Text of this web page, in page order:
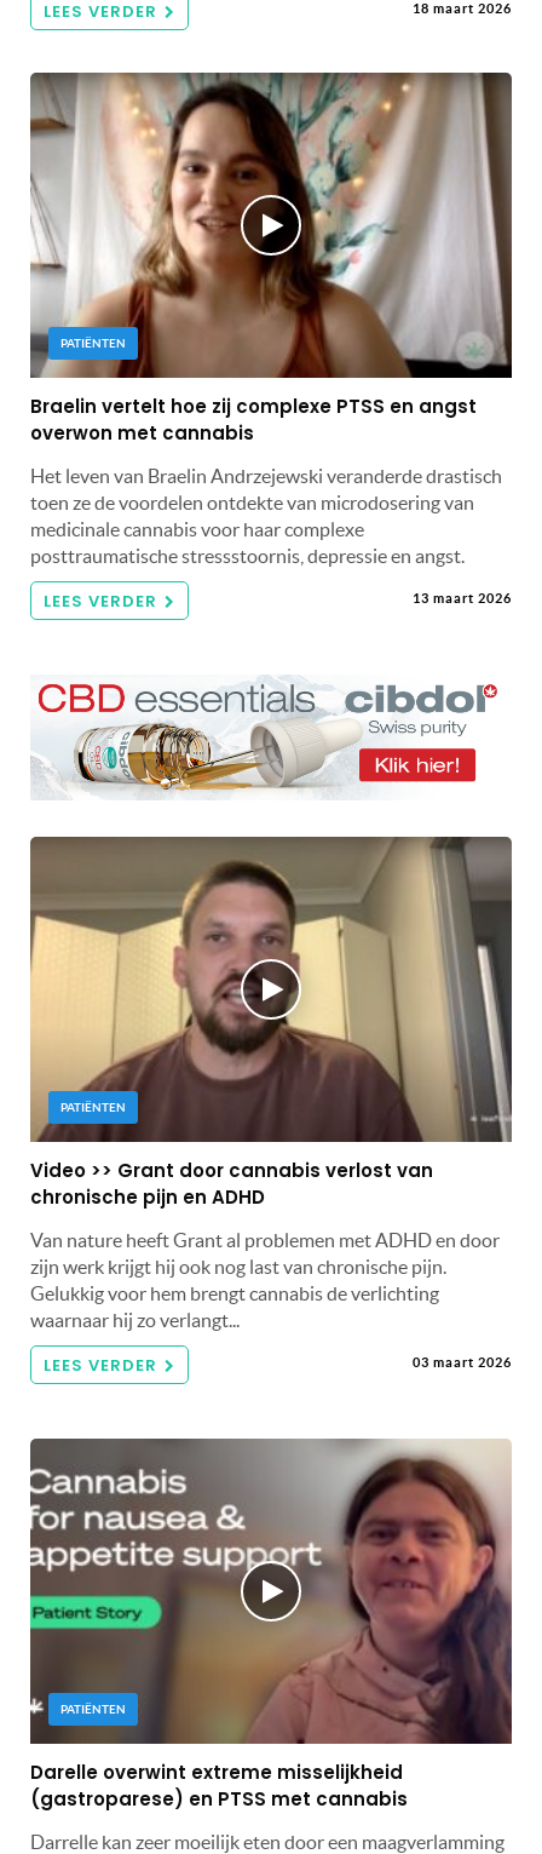
LEES VERDER 18 maart 2026
PATIËNTEN
Braelin vertelt hoe zij complexe PTSS en angst
overwon met cannabis
Het leven van Braelin Andrzejewski veranderde drastisch
toen ze de voordelen ontdekte van microdosering van
medicinale cannabis voor haar complexe
posttraumatische stressstoornis, depressie en angst.
LEES VERDER 13 maart 2026
PATIËNTEN
Video >> Grant door cannabis verlost van
chronische pijn en ADHD
Van nature heeft Grant al problemen met ADHD en door
zijn werk krijgt hij ook nog last van chronische pijn.
Gelukkig voor hem brengt cannabis de verlichting
waarnaar hij zo verlangt...
LEES VERDER 03 maart 2026
PATIËNTEN
Darelle overwint extreme misselijkheid
(gastroparese) en PTSS met cannabis
Darrelle kan zeer moeilijk eten door een maagverlamming